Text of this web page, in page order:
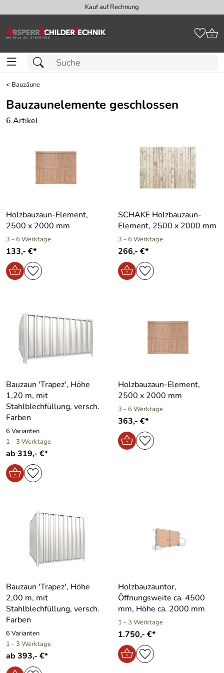
Kauf auf Rechnung
< Bauzäune
Bauzaunelemente geschlossen
6 Artikel
Holzbauzaun-Element,
2500 x 2000 mm
3 - 6 Werktage
133,- €*
SCHAKE Holzbauzaun-
Element, 2500 x 2000 mm
3 - 6 Werktage
266,- €*
Bauzaun ′Trapez′, Höhe
1,20 m, mit
Stahlblechfüllung, versch.
Farben
6 Varianten
1 - 3 Werktage
ab 319,- €*
Holzbauzaun-Element,
2500 x 2000 mm
3 - 6 Werktage
363,- €*
Bauzaun ′Trapez′, Höhe
2,00 m, mit
Stahlblechfüllung, versch.
Farben
6 Varianten
1 - 3 Werktage
ab 393,- €*
Holzbauzauntor,
Öffnungsweite ca. 4500
mm, Höhe ca. 2000 mm
1 - 3 Werktage
1.750,- €*